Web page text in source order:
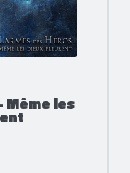
Même les